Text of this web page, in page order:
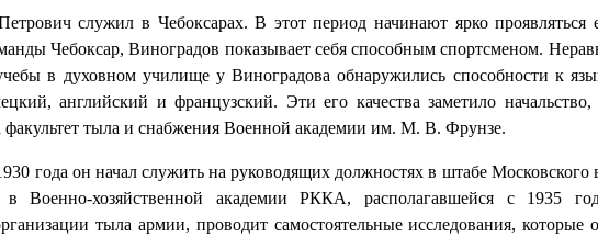
служил в Чебоксарах. В этот период начинают ярко проявляться
Чебоксар, Виноградов показывает себя способным спортсменом.
в духовном училище у Виноградова обнаружились способности к
английский и французский. Эти его качества заметило
факультет тыла и снабжения Военной академии им. М. В. Фрунзе.
года он начал служить на руководящих должностях в штабе Московского
Военно-хозяйственной академии РККА, располагавшейся с 1935
тыла армии, проводит самостоятельные исследования,